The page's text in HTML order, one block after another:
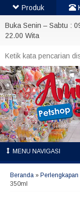
Buka Senin – Sabtu :
22.00 Wita
MENU NAVIGASI
Beranda » Perlengkapan
350ml
Produk